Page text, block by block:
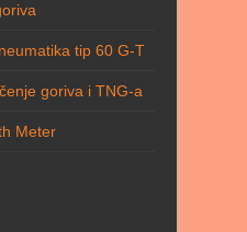
tip 60 G-T
goriva i TNG-a
Meter